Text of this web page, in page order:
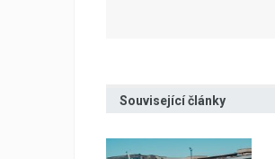
Související články